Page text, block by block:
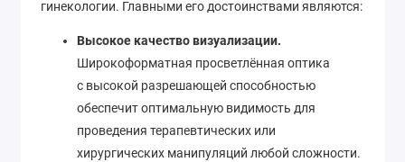
гинекологии. Главными его достоинствами являются:
Высокое качество визуализации.
Широкоформатная просветлённая оптика
с высокой разрешающей способностью
обеспечит оптимальную видимость для
проведения терапевтических или
хирургических манипуляций любой сложности.